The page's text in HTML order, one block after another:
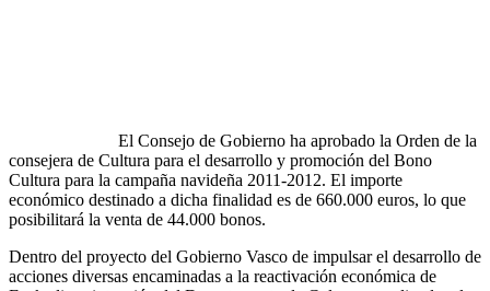
El Consejo de Gobierno ha aprobado la Orden de la
consejera de Cultura para el desarrollo y promoción del Bono
Cultura para la campaña navideña 2011-2012. El importe
económico destinado a dicha finalidad es de 660.000 euros, lo que
posibilitará la venta de 44.000 bonos.
Dentro del proyecto del Gobierno Vasco de impulsar el desarrollo de
acciones diversas encaminadas a la reactivación económica de